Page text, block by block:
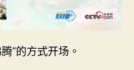
网〉
”的方式开场。